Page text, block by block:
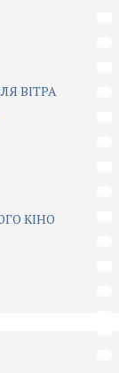
ВІТРА
КІНО